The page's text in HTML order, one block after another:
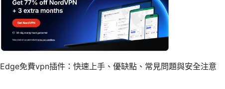
Edge免費vpn插件：快速上手、優缺點、常見問題與安全注意